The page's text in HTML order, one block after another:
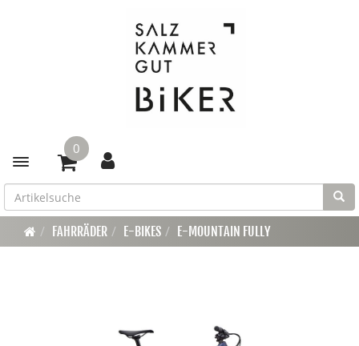
Toggle navigation
0
FAHRRÄDER E-BIKES E-MOUNTAIN FULLY